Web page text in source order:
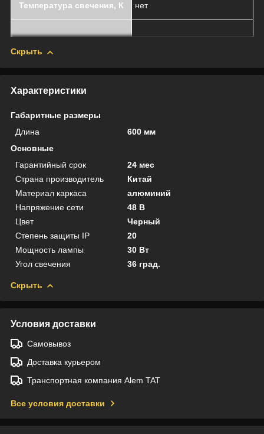
Температура свечения, К нет
Скрыть
Характеристики
Габаритные размеры
Длина
600 мм
Основные
Гарантийный срок
24 мес
Страна производитель
Китай
Материал каркаса
алюминий
Напряжение сети
48 В
Цвет
Черный
Степень защиты IP
20
Мощность лампы
30 Вт
Угол свечения
36 град.
Скрыть
Условия доставки
Самовывоз
Доставка курьером
Транспортная компания Alem TAT
Все условия доставки